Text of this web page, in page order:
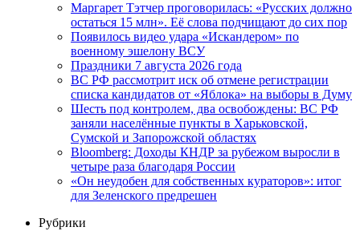
Маргарет Тэтчер проговорилась: «Русских должно
остаться 15 млн». Её слова подчищают до сих пор
Появилось видео удара «Искандером» по
военному эшелону ВСУ
Праздники 7 августа 2026 года
ВС РФ рассмотрит иск об отмене регистрации
списка кандидатов от «Яблока» на выборы в Думу
Шесть под контролем, два освобождены: ВС РФ
заняли населённые пункты в Харьковской,
Сумской и Запорожской областях
Bloomberg: Доходы КНДР за рубежом выросли в
четыре раза благодаря России
«Он неудобен для собственных кураторов»: итог
для Зеленского предрешен
Рубрики